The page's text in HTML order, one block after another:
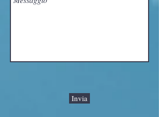
Invia